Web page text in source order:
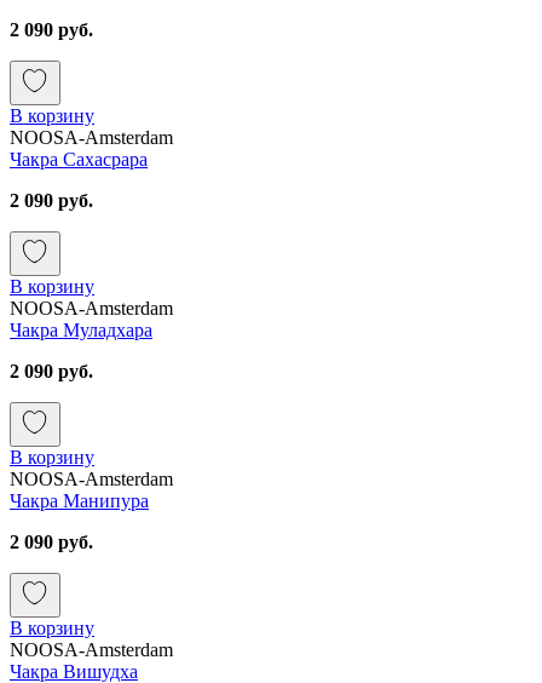
2 090 руб.
В корзину
NOOSA-Amsterdam
Чакра Сахасрара
2 090 руб.
В корзину
NOOSA-Amsterdam
Чакра Муладхара
2 090 руб.
В корзину
NOOSA-Amsterdam
Чакра Манипура
2 090 руб.
В корзину
NOOSA-Amsterdam
Чакра Вишудха